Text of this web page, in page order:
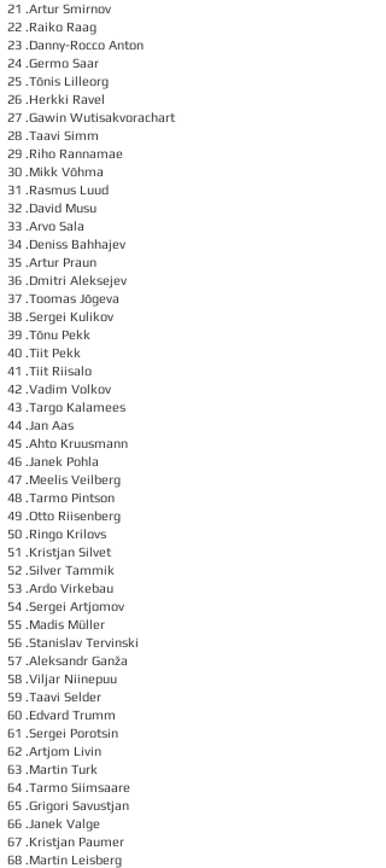
21 .Artur Smirnov
22 .Raiko Raag
23 .Danny-Rocco Anton
24 .Germo Saar
25 .Tõnis Lilleorg
26 .Herkki Ravel
27 .Gawin Wutisakvorachart
28 .Taavi Simm
29 .Riho Rannamae
30 .Mikk Võhma
31 .Rasmus Luud
32 .David Musu
33 .Arvo Sala
34 .Deniss Bahhajev
35 .Artur Praun
36 .Dmitri Aleksejev
37 .Toomas Jõgeva
38 .Sergei Kulikov
39 .Tõnu Pekk
40 .Tiit Pekk
41 .Tiit Riisalo
42 .Vadim Volkov
43 .Targo Kalamees
44 .Jan Aas
45 .Ahto Kruusmann
46 .Janek Pohla
47 .Meelis Veilberg
48 .Tarmo Pintson
49 .Otto Riisenberg
50 .Ringo Krilovs
51 .Kristjan Silvet
52 .Silver Tammik
53 .Ardo Virkebau
54 .Sergei Artjomov
55 .Madis Müller
56 .Stanislav Tervinski
57 .Aleksandr Ganža
58 .Viljar Niinepuu
59 .Taavi Selder
60 .Edvard Trumm
61 .Sergei Porotsin
62 .Artjom Livin
63 .Martin Turk
64 .Tarmo Siimsaare
65 .Grigori Savustjan
66 .Janek Valge
67 .Kristjan Paumer
68 .Martin Leisberg